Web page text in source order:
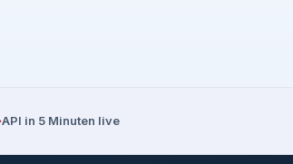
API in 5 Minuten live